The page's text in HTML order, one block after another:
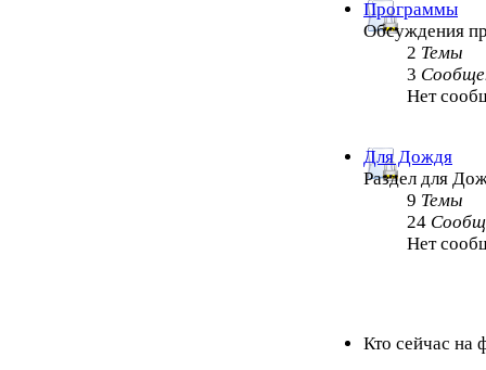
Программы
Обсуждения
2 Темы
3
Нет
Для Дождя
Раздел для
9 Темы
24
Нет
Кто сейчас на